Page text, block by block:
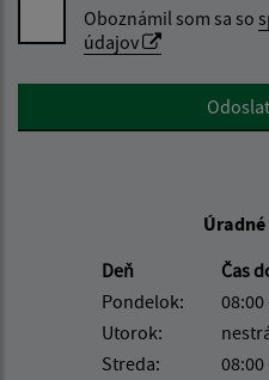
Oboznámil som sa so
údajov
Google reCaptcha Response
Deň
Čas
Pondelok:
08:00
Utorok:
Streda:
08:00